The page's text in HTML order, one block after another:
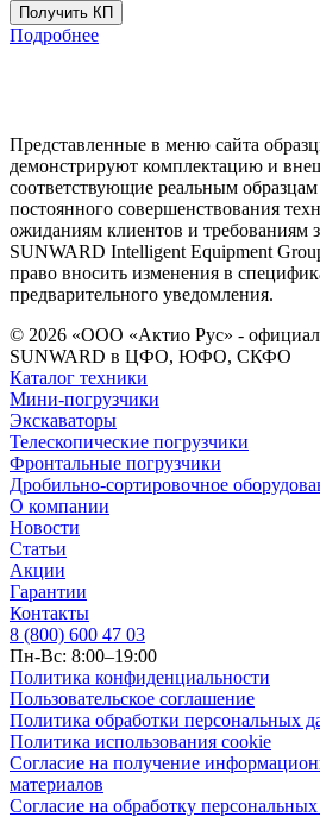
Получить КП
Подробнее
Представленные в меню сайта
демонстрируют комплектацию и
соответствующие реальным
постоянного совершенствования
ожиданиям клиентов и требованиям
SUNWARD Intelligent Equipment
право вносить изменения в
предварительного уведомления.
© 2026 «ООО «Актио Рус» -
SUNWARD в ЦФО, ЮФО, СКФО
Каталог техники
Мини-погрузчики
Экскаваторы
Телескопические погрузчики
Фронтальные погрузчики
Дробильно-сортировочное
О компании
Новости
Статьи
Акции
Гарантии
Контакты
8 (800) 600 47 03
Пн-Вс: 8:00–19:00
Политика конфиденциальности
Пользовательское соглашение
Политика обработки персональных
Политика использования cookie
Согласие на получение
материалов
Согласие на обработку